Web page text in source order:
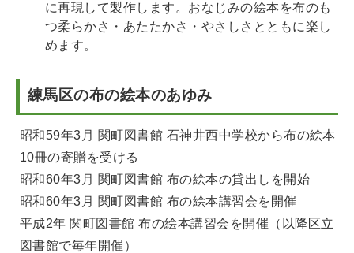
に再現して製作します。おなじみの絵本を布のも
つ柔らかさ・あたたかさ・やさしさとともに楽し
めます。
練馬区の布の絵本のあゆみ
昭和59年3月 関町図書館 石神井西中学校から布の絵本
10冊の寄贈を受ける
昭和60年3月 関町図書館 布の絵本の貸出しを開始
昭和60年3月 関町図書館 布の絵本講習会を開催
平成2年 関町図書館 布の絵本講習会を開催（以降区立
図書館で毎年開催）